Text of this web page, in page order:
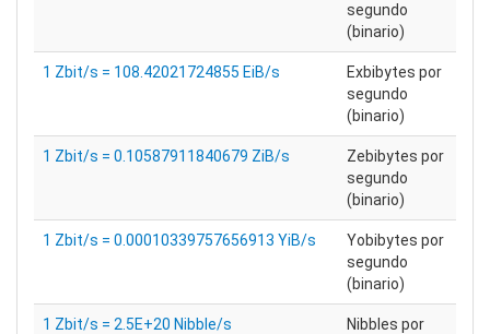
segundo
(binario)
1 Zbit/s = 108.42021724855 EiB/s
Exbibytes por
segundo
(binario)
1 Zbit/s = 0.10587911840679 ZiB/s
Zebibytes por
segundo
(binario)
1 Zbit/s = 0.00010339757656913 YiB/s
Yobibytes por
segundo
(binario)
1 Zbit/s = 2.5E+20 Nibble/s
Nibbles por